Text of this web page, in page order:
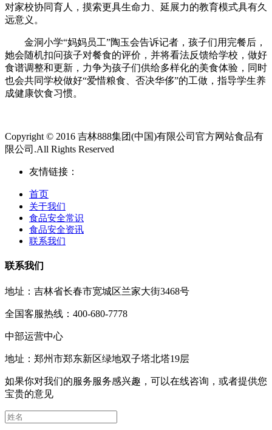
对家校协同育人，摸索更具生命力、延展力的教育模式具有久
远意义。
金洞小学“妈妈员工”陶玉会告诉记者，孩子们用完餐后，
她会随机扣问孩子对餐食的评价，并将看法反馈给学校，做好
食谱调整和更新，力争为孩子们供给多样化的美食体验，同时
也会共同学校做好“爱惜粮食、否决华侈”的工做，指导学生养
成健康饮食习惯。
Copyright © 2016 吉林888集团(中国)有限公司官方网站食品有
限公司.All Rights Reserved
友情链接：
首页
关于我们
食品安全常识
食品安全资讯
联系我们
联系我们
地址：吉林省长春市宽城区兰家大街3468号
全国客服热线：400-680-7778
中部运营中心
地址：郑州市郑东新区绿地双子塔北塔19层
如果你对我们的服务服务感兴趣，可以在线咨询，或者提供您
宝贵的意见